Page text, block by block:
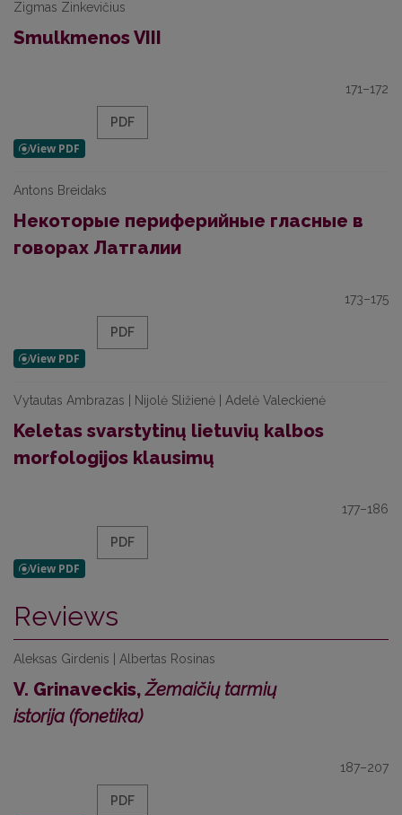
Zigmas Zinkevičius
Smulkmenos VIII
171–172
PDF
Antons Breidaks
Некоторые периферийные гласные в
говорах Латгалии
173–175
PDF
Vytautas Ambrazas | Nijolė Sližienė | Adelė Valeckienė
Keletas svarstytinų lietuvių kalbos
morfologijos klausimų
177–186
PDF
Reviews
Aleksas Girdenis | Albertas Rosinas
V. Grinaveckis,Žemaičių tarmių
istorija (fonetika)
187–207
PDF